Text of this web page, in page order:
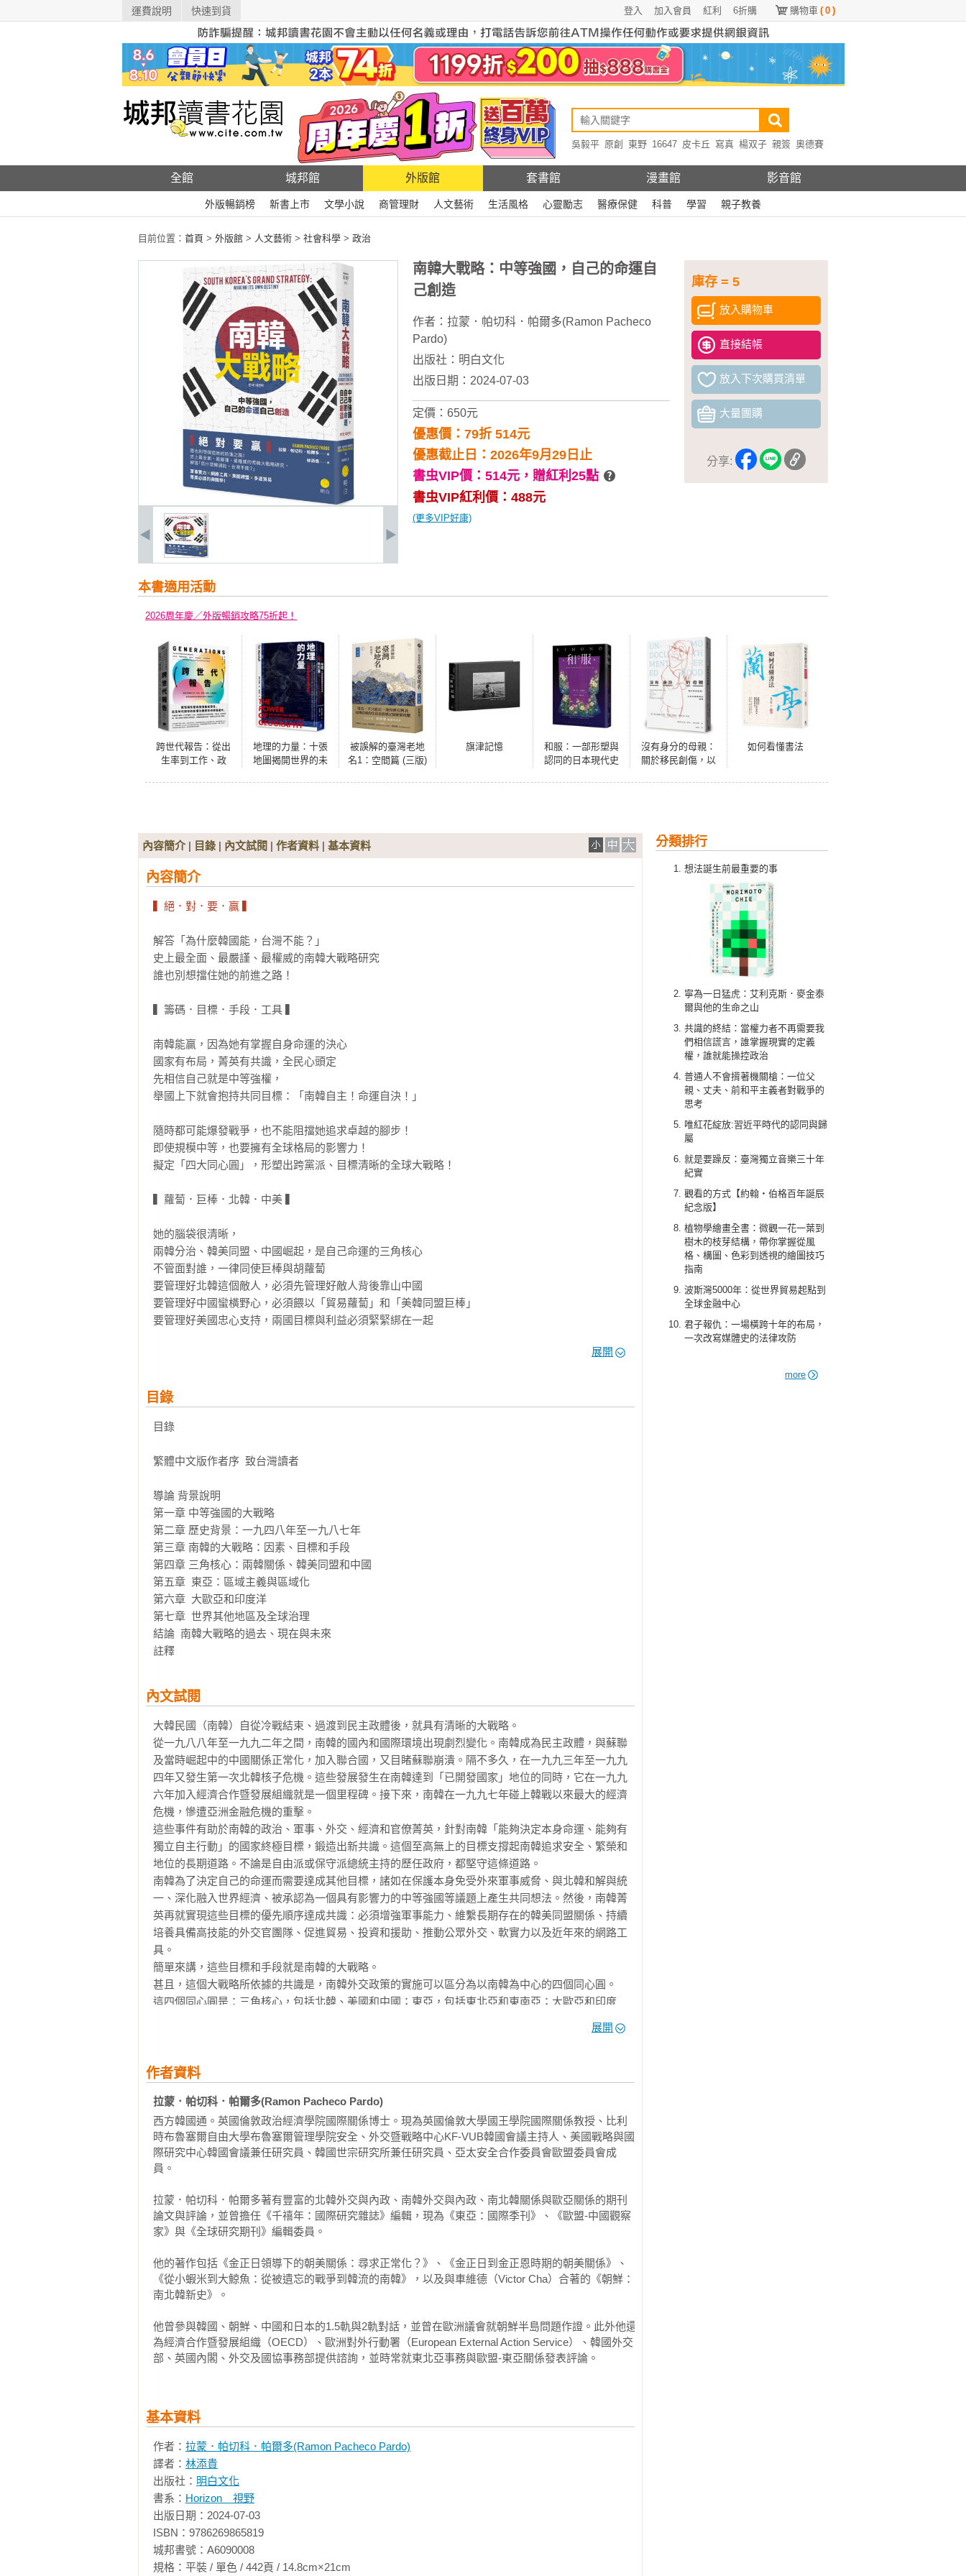
運費說明 快速到貨 購物車 ( 0 )
6折購
紅利
加入會員
登入
吳毅平 原創 東野 16647 皮卡丘 寫真 楊双子 親簽 奧德賽
全館 城邦館 外版館 套書館 漫畫館 影音館
外版暢銷榜 新書上市 文學小說 商管理財 人文藝術 生活風格 心靈勵志 醫療保健 科普 學習 親子教養
目前位置： 首頁 > 外版館 > 人文藝術 > 社會科學 > 政治
庫存 = 5
放入購物車
直接結帳
放入下次購買清單
大量團購
分享:
南韓大戰略：中等強國，自己的命運自
己創造
作者： 拉蒙．帕切科．帕爾多(Ramon Pacheco
Pardo)
出版社： 明白文化
出版日期：2024-07-03
定價：650元
優惠價：79折 514元
優惠截止日：2026年9月29日止
書虫VIP價：514元， 贈紅利25點
書虫VIP紅利價：488元
(更多VIP好康)
本書適用活動
2026周年慶／外版暢銷攻略75折起！
跨世代報告：從出
生率到工作、政
地理的力量：十張
地圖揭開世界的未
被誤解的臺灣老地
名1：空間篇 (三版)
旗津記憶
和服：一部形塑與
認同的日本現代史
沒有身分的母親：
關於移民創傷，以
如何看懂書法
分類排行
想法誕生前最重要的事
寧為一日猛虎：艾利克斯．麥金泰
爾與他的生命之山
共識的終結：當權力者不再需要我
們相信謊言，誰掌握現實的定義
權，誰就能操控政治
普通人不會揹著機關槍：一位父
親、丈夫、前和平主義者對戰爭的
思考
唯紅花綻放:習近平時代的認同與歸
屬
就是要躁反：臺灣獨立音樂三十年
紀實
觀看的方式【約翰‧伯格百年誕辰
紀念版】
植物學繪畫全書：微觀一花一葉到
樹木的枝芽結構，帶你掌握從風
格、構圖、色彩到透視的繪圖技巧
指南
波斯灣5000年：從世界貿易起點到
全球金融中心
君子報仇：一場橫跨十年的布局，
一次改寫媒體史的法律攻防
more
內容簡介| 目錄 | 內文試閱 | 作者資料 | 基本資料
內容簡介
▍絕．對．要．贏 ▍
解答「為什麼韓國能，台灣不能？」
史上最全面、最嚴謹、最權威的南韓大戰略研究
誰也別想擋住她的前進之路！
▍籌碼．目標．手段．工具 ▍
南韓能贏，因為她有掌握自身命運的決心
國家有布局，菁英有共識，全民心頭定
先相信自己就是中等強權，
舉國上下就會抱持共同目標：「南韓自主！命運自決！」
隨時都可能爆發戰爭，也不能阻擋她追求卓越的腳步！
即使規模中等，也要擁有全球格局的影響力！
擬定「四大同心圓」，形塑出跨黨派、目標清晰的全球大戰略！
▍蘿蔔．巨棒．北韓．中美 ▍
她的腦袋很清晰，
兩韓分治、韓美同盟、中國崛起，是自己命運的三角核心
不管面對誰，一律同使巨棒與胡蘿蔔
要管理好北韓這個敵人，必須先管理好敵人背後靠山中國
要管理好中國蠻橫野心，必須餵以「貿易蘿蔔」和「美韓同盟巨棒」
要管理好美國忠心支持，兩國目標與利益必須緊緊綁在一起
南韓，為中等強國立下典範
南韓，國際社會的「優良公民」與「誠實的中間人」
她，是所有國家爭相取經的模範生！
這個國家的大戰略，是全球爭相取經的教科書！
南韓，韓國，大韓民國，都是這個國家的稱呼。
這個國家如今已是「中等強權」的代名詞，G20、OECD、APEC都少不了她的身影。
她曾經是「夾在鯨魚之間的小蝦米」，短短幾十年內就化身為「真正的鯨魚」。
從經濟體規模來看，她是亞洲四小龍之首，更曾挺進全球十大經濟體之列。
在1988年全球化熱烈展開的年代，她就舉辦漢城奧運，是繼日本之後的第二個亞洲主辦國，也成為東
亞崛起的象徵。
完。中俄日美強權環伺下，與敵國北韓之間完全沒有天然屏障。核彈威脅已經成為生活常態，卻還要
不過，韓國之所以偉大，就是她可以很有意識地為自己定下清晰的戰略目標：「決定自己的命運」，
並且在政黨輪替的過程中，一棒接一棒，接力達陣。
她的大戰略叫做「四大同心圓」，以北韓、美國和中國「三角核心」當作最內環，往外擴展到整個東
亞、印度洋，甚至於全球治理。
她很早就知道要建立強大外交官團隊，混合用軍事、外交和經濟三項工具來達到最高的綜合國力。
貿易、投資與援助，都是她的手段；韓團、供應鏈與高科技，都是她深入全人類的觸角。
本書爬梳南韓歷經全斗煥、盧泰愚、金泳三、金大中、李明博、朴槿惠、文在寅、尹錫悅八位不同黨
派總統，如何緊貼時代浪潮，在全球化狂潮下崛起，在區域化結盟時掌握主導權。
★★★＿＿透視南韓建構國家大戰略的思維：
‧中等強國，必須付出什麼代價？
‧位居東北亞，如何放眼印度洋，甚至於全球治理？
‧中等強國，必須付出什麼代價？
‧南韓能，台灣不能？
★★★＿＿中等強權的條件
中等強國傾向於支持多邊主義和外交斡旋，通常被視為是「優良公民」和「誠實的中間人」，傾
向於運用串連外交和建立同盟，喜歡擔任規範創新者，並且經常支持區域整合。
營幾十年；在目標型態上，在把「自主」當作最高政治目的，擁有安全、繁榮、地位；可能的話，還
要全方位擁有外交、軍事、經濟、資訊、柔性實力、網路等實力與優勢。
★★★＿＿史上最全面性的南韓戰略探討，最多第一手南韓高層的資料！
自冷戰結束以來，韓國在全球事務中扮演越來越重要的角色。拉蒙‧帕切科‧帕爾多對韓國從
本書探討塑造韓國長期戰略的關鍵因素和目標，並針對其外交、軍事、經濟與軟實力展開剖析。
帕切科‧帕爾多表明，韓國的根本目標是超越過去的「夾在鯨魚之間的蝦米」，尋求獲得自主權與行
動自由。他探討韓國各黨派與政府領導人如何追求安全、繁榮與地位。帕切科‧帕爾多追蹤南韓與北
朝鮮、美國與中國的核心關係，並詳細介紹該國在東亞、亞太地區與在世界其他地區的目標與政策。
本書透過深入訪談過去與現在的政策制定者，分析韓國策略的發展與實踐。它巧妙地闡述韓國的
大戰略，並從更宏偉的角度提出令人信服的案例，證明像韓國這樣的中等強國也可以實施他們自己的
大戰略。
★★★＿＿各界好評不斷、國際權威盛讚！
◎「對韓國戰略思想的傑出貢獻之作。」──《外交政策》期刊（Foreign Policy）
展開
目錄
目錄
繁體中文版作者序  致台灣讀者
導論 背景說明
第一章 中等強國的大戰略
第二章 歷史背景：一九四八年至一九八七年
第三章 南韓的大戰略：因素、目標和手段
第四章 三角核心：兩韓關係、韓美同盟和中國
第五章  東亞：區域主義與區域化
第六章  大歐亞和印度洋
第七章  世界其他地區及全球治理
結論  南韓大戰略的過去、現在與未來
註釋
內文試閱
大韓民國（南韓）自從冷戰結束、過渡到民主政體後，就具有清晰的大戰略。
從一九八八年至一九九二年之間，南韓的國內和國際環境出現劇烈變化。南韓成為民主政體，與蘇聯
及當時崛起中的中國關係正常化，加入聯合國，又目睹蘇聯崩潰。隔不多久，在一九九三年至一九九
四年又發生第一次北韓核子危機。這些發展發生在南韓達到「已開發國家」地位的同時，它在一九九
六年加入經濟合作暨發展組織就是一個里程碑。接下來，南韓在一九九七年碰上韓戰以來最大的經濟
危機，慘遭亞洲金融危機的重擊。
這些事件有助於南韓的政治、軍事、外交、經濟和官僚菁英，針對南韓「能夠決定本身命運、能夠有
獨立自主行動」的國家終極目標，鍛造出新共識。這個至高無上的目標支撐起南韓追求安全、繁榮和
地位的長期道路。不論是自由派或保守派總統主持的歷任政府，都堅守這條道路。
南韓為了決定自己的命運而需要達成其他目標，諸如在保護本身免受外來軍事威脅、與北韓和解與統
一、深化融入世界經濟、被承認為一個具有影響力的中等強國等議題上產生共同想法。然後，南韓菁
英再就實現這些目標的優先順序達成共識：必須增強軍事能力、維繫長期存在的韓美同盟關係、持續
培養具備高技能的外交官團隊、促進貿易、投資和援助、推動公眾外交、軟實力以及近年來的網路工
具。
簡單來講，這些目標和手段就是南韓的大戰略。
甚且，這個大戰略所依據的共識是，南韓外交政策的實施可以區分為以南韓為中心的四個同心圓。
這四個同心圓是：三角核心，包括北韓、美國和中國；東亞，包括東北亞和東南亞；大歐亞和印度
把南韓大戰略區分為這四個同心圓，是基於南韓的地理位置、外交政策利益和目標、握有的資源，以
本書試圖藉由解答下列三個問題來分析南韓的大戰略：
二、南韓大戰略的目標是什麼？
三、南韓大戰略的手段是什麼？
這三個問題建立在如下的共識之上，即大戰略的「範圍是長期的，它涉及國家最重要的優先事項，並
包含治國方略的所有領域（軍事、外交和經濟）」。這種共識源自於如下的理解：有一個由思想組成
的「知識架構」（intellectual architecture）存在，特定的目標以及如何實現這些目標都源自於它。換
因此，大戰略涉及國家以其外交政策追求最重要目標的具體倡議。最終，這些目標及它透過特定手
段，旨在實現安全和繁榮的關鍵總體目標，就南韓這樣的中等強國來說，還包括國家的地位。
從一九八八年到二○二二年這段期間。這段期間涵蓋了四位保守派總統（盧泰愚、金泳三、李明博和朴
槿惠），以及三位自由派總統（金大中、盧武鉉、文在寅）的全部任期─他們的在職期間始自南韓最近
的民主轉型──以及第五位保守派總統（尹錫悅）上任後的頭六個月。本書透過檢視政治光譜兩側不同
夠抵擋自由派和保守派短期政治命運的大戰略。
了解南韓第六共和時期的大戰略很重要，有三個原因。
首先，南韓是一個重要的外交政策參與者。它的優勢包括它是世界第十大經濟體、世界第六強大的軍
算。它也是經濟發展、民主轉型和鞏固的成功典範。南韓、日本和印度都是亞洲主要的中等強國之
國，如澳洲、法國、德國或英國等國家行為的影響一樣，南韓行為方式的影響力也愈來愈大。
此外，對南韓大戰略的研究，也使我們對這個國家本身的了解進一步提升。韓國研究涵蓋了從歷史到
人類學，再到社會學的廣泛領域。當然，國際關係過去就是、現在還是韓國研究的一環。但是對南韓
外交政策的研究，遠不如對南韓國內政治的研究普遍，特別是當關注的焦點超越少數議題和國家時，
更是罕見。本書透過聚焦南韓的大戰略，更深入地探討我們對南韓外交政策的了解。簡單地說，就作
者個人所知，在此之前，還沒有人以一整本書的篇幅就這個主題進行研究分析。
從學術角度來看，國際關係領域已經成熟到可以分析中等強國的大戰略。隨著從非西方角度研究國際
關係的步伐加快，也包括研究非「西方」國家在內。譬如，《比較大戰略：框架與案例》
展開
作者資料
拉蒙．帕切科．帕爾多(Ramon Pacheco Pardo)
西方韓國通。英國倫敦政治經濟學院國際關係博士。現為英國倫敦大學國王學院國際關係教授、比利
時布魯塞爾自由大學布魯塞爾管理學院安全、外交暨戰略中心KF-VUB韓國會議主持人、美國戰略與國
際研究中心韓國會議兼任研究員、韓國世宗研究所兼任研究員、亞太安全合作委員會歐盟委員會成
員。
拉蒙．帕切科．帕爾多著有豐富的北韓外交與內政、南韓外交與內政、南北韓關係與歐亞關係的期刊
論文與評論，並曾擔任《千禧年：國際研究雜誌》編輯，現為《東亞：國際季刊》、《歐盟-中國觀察
家》與《全球研究期刊》編輯委員。
他的著作包括《金正日領導下的朝美關係：尋求正常化？》、《金正日到金正恩時期的朝美關係》、
《從小蝦米到大鯨魚：從被遺忘的戰爭到韓流的南韓》，以及與車維德（Victor Cha）合著的《朝鮮：
南北韓新史》。
他曾參與韓國、朝鮮、中國和日本的1.5軌與2軌對話，並曾在歐洲議會就朝鮮半島問題作證。此外他還
為經濟合作暨發展組織（OECD）、歐洲對外行動署（European External Action Service）、韓國外交
部、英國內閣、外交及國協事務部提供諮詢，並時常就東北亞事務與歐盟-東亞關係發表評論。
基本資料
作者： 拉蒙．帕切科．帕爾多(Ramon Pacheco Pardo)
譯者： 林添貴
出版社： 明白文化
書系： Horizon　視野
出版日期：2024-07-03
ISBN：9786269865819
城邦書號：A6090008
規格：平裝 / 單色 / 442頁 / 14.8cm×21cm